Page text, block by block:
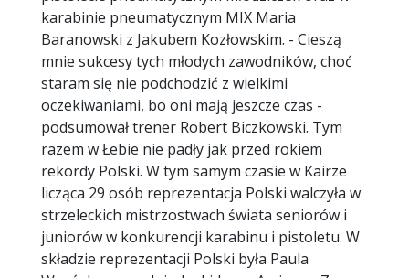
karabinie pneumatycznym MIX Maria
Baranowski z Jakubem Kozłowskim. - Cieszą
mnie sukcesy tych młodych zawodników, choć
staram się nie podchodzić z wielkimi
oczekiwaniami, bo oni mają jeszcze czas -
podsumował trener Robert Biczkowski. Tym
razem w Łebie nie padły jak przed rokiem
rekordy Polski. W tym samym czasie w Kairze
licząca 29 osób reprezentacja Polski walczyła w
strzeleckich mistrzostwach świata seniorów i
juniorów w konkurencji karabinu i pistoletu. W
składzie reprezentacji Polski była Paula